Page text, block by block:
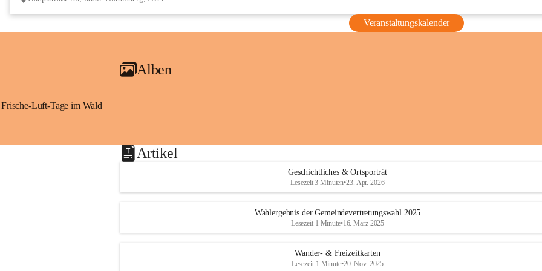
Veranstaltungskalender
Alben
Frische-Luft-Tage im Wald
Artikel
Geschichtliches & Ortsporträt
Lesezeit 3 Minuten•23. Apr. 2026
Wahlergebnis der Gemeindevertretungswahl 2025
Lesezeit 1 Minute•16. März 2025
Wander- & Freizeitkarten
Lesezeit 1 Minute•20. Nov. 2025